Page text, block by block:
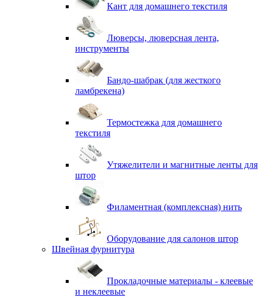
Кант для домашнего текстиля
Люверсы, люверсная лента,
инструменты
Бандо-шабрак (для жесткого
ламбрекена)
Термостежка для домашнего
текстиля
Утяжелители и магнитные ленты для
штор
Филаментная (комплексная) нить
Оборудование для салонов штор
Швейная фурнитура
Прокладочные материалы - клеевые
и неклеевые